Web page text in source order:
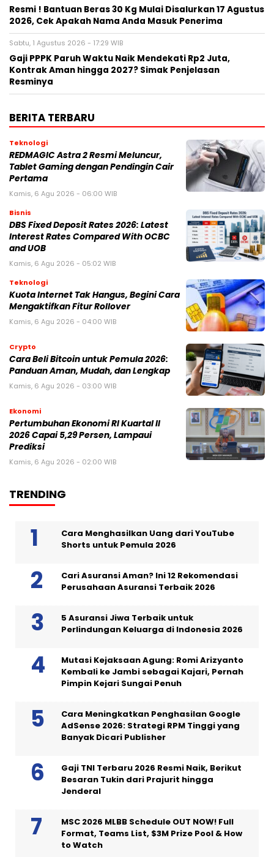
Resmi ! Bantuan Beras 30 Kg Mulai Disalurkan 17 Agustus
2026, Cek Apakah Nama Anda Masuk Penerima
Sabtu, 1 Agustus 2026 - 17:29 WIB
Gaji PPPK Paruh Waktu Naik Mendekati Rp2 Juta,
Kontrak Aman hingga 2027? Simak Penjelasan
Resminya
BERITA TERBARU
Teknologi
REDMAGIC Astra 2 Resmi Meluncur,
Tablet Gaming dengan Pendingin Cair
Pertama
Kamis, 6 Agu 2026 - 06:00 WIB
Bisnis
DBS Fixed Deposit Rates 2026: Latest
Interest Rates Compared With OCBC
and UOB
Kamis, 6 Agu 2026 - 05:02 WIB
Teknologi
Kuota Internet Tak Hangus, Begini Cara
Mengaktifkan Fitur Rollover
Kamis, 6 Agu 2026 - 04:00 WIB
Crypto
Cara Beli Bitcoin untuk Pemula 2026:
Panduan Aman, Mudah, dan Lengkap
Kamis, 6 Agu 2026 - 03:00 WIB
Ekonomi
Pertumbuhan Ekonomi RI Kuartal II
2026 Capai 5,29 Persen, Lampaui
Prediksi
Kamis, 6 Agu 2026 - 02:00 WIB
TRENDING
Cara Menghasilkan Uang dari YouTube
Shorts untuk Pemula 2026
Cari Asuransi Aman? Ini 12 Rekomendasi
Perusahaan Asuransi Terbaik 2026
5 Asuransi Jiwa Terbaik untuk
Perlindungan Keluarga di Indonesia 2026
Mutasi Kejaksaan Agung: Romi Arizyanto
Kembali ke Jambi sebagai Kajari, Pernah
Pimpin Kejari Sungai Penuh
Cara Meningkatkan Penghasilan Google
AdSense 2026: Strategi RPM Tinggi yang
Banyak Dicari Publisher
Gaji TNI Terbaru 2026 Resmi Naik, Berikut
Besaran Tukin dari Prajurit hingga
Jenderal
MSC 2026 MLBB Schedule OUT NOW! Full
Format, Teams List, $3M Prize Pool & How
to Watch